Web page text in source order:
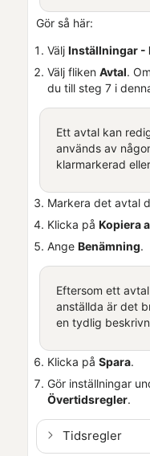
Gör så här:
Välj Inställningar -
Välj fliken Avtal.
du till steg 7 i
Ett avtal kan
används av
klarmarkerad
Markera det avtal
Klicka på Kopiera
Ange Benämning.
Eftersom ett
anställda är det
en tydlig
Klicka på Spara.
Gör inställningar
Övertidsregler.
Tidsregler